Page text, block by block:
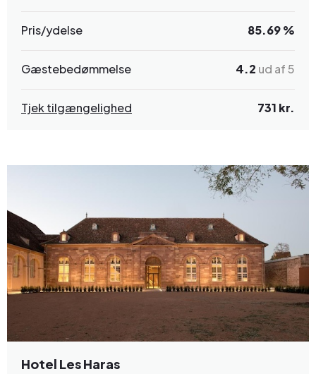
Pris/ydelse 85.69 %
Gæstebedømmelse 4.2 ud af 5
Tjek tilgængelighed 731 kr.
Hotel Les Haras